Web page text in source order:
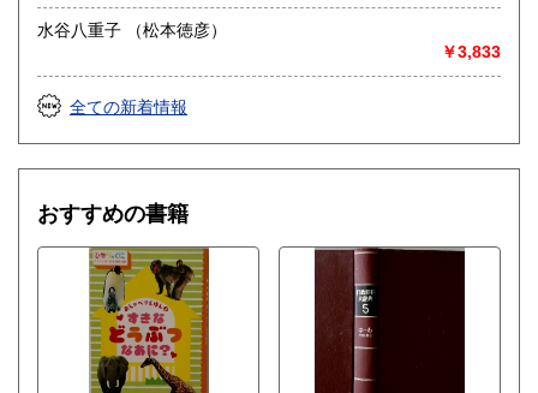
水谷八重子 （松本徳彦）
￥3,833
全ての新着情報
おすすめの書籍